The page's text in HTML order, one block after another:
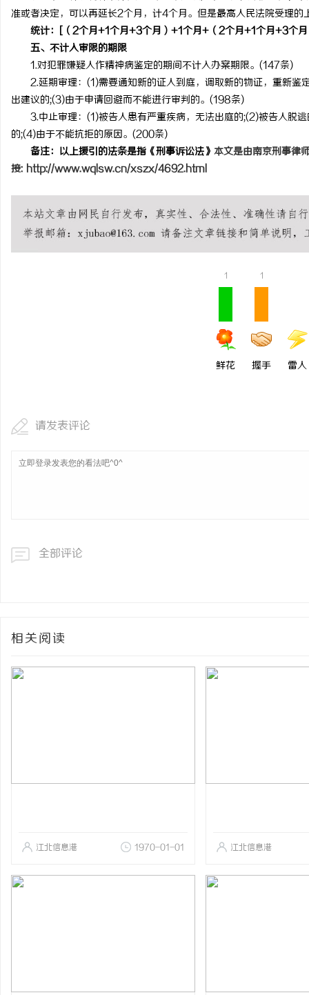
准或者决定，可以再延长2个月，计4个月。但是最高人民法院受理
统计：[（2个月+1个月+3个月）+1个月+（2个月+1个月+3个
五、不计入审限的期限
1.对犯罪嫌疑人作精神病鉴定的期间不计入办案期限。(147条)
2.延期审理：(1)需要通知新的证人到庭，调取新的物证，重新鉴
出建议的;(3)由于申请回避而不能进行审判的。(198条)
3.中止审理：(1)被告人患有严重疾病，无法出庭的;(2)被告人脱逃
的;(4)由于不能抗拒的原因。(200条)
备注：以上援引的法条是指《刑事诉讼法》 本文是由南京刑事律
接: http://www.wqlsw.cn/xszx/4692.html
1
鲜花
1
握手 雷人
请发表评论
全部评论
相关阅读
江北信息港 1970-01-01 江北信息港